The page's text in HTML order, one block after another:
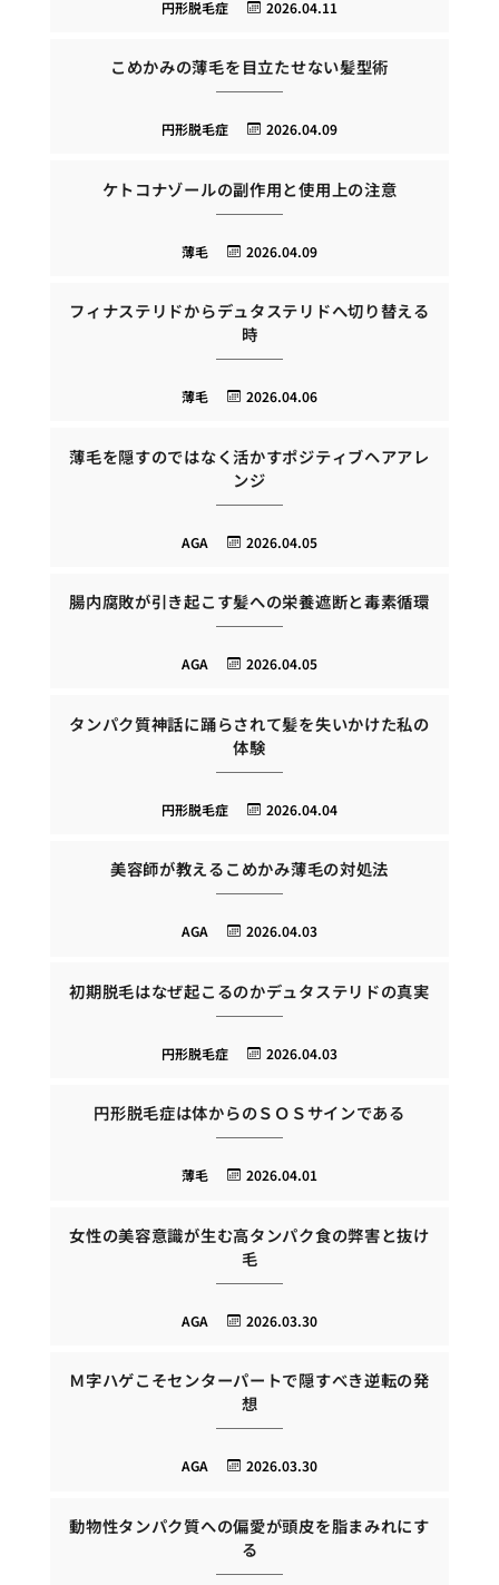
2026.04.11
円形脱毛症
こめかみの薄毛を目立たせない髪型術
2026.04.09
円形脱毛症
ケトコナゾールの副作用と使用上の注意
2026.04.09
薄毛
フィナステリドからデュタステリドへ切り替える
時
2026.04.06
薄毛
薄毛を隠すのではなく活かすポジティブヘアアレ
ンジ
2026.04.05
AGA
腸内腐敗が引き起こす髪への栄養遮断と毒素循環
2026.04.05
AGA
タンパク質神話に踊らされて髪を失いかけた私の
体験
2026.04.04
円形脱毛症
美容師が教えるこめかみ薄毛の対処法
2026.04.03
AGA
初期脱毛はなぜ起こるのかデュタステリドの真実
2026.04.03
円形脱毛症
円形脱毛症は体からのＳＯＳサインである
2026.04.01
薄毛
女性の美容意識が生む高タンパク食の弊害と抜け
毛
2026.03.30
AGA
Ｍ字ハゲこそセンターパートで隠すべき逆転の発
想
2026.03.30
AGA
動物性タンパク質への偏愛が頭皮を脂まみれにす
る